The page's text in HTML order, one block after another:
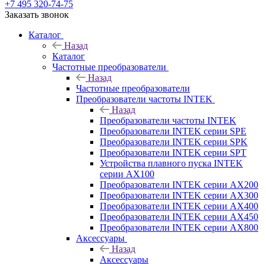
+7 495 320-74-75
Заказать звонок
Каталог
Назад
Каталог
Частотные преобразователи
Назад
Частотные преобразователи
Преобразователи частоты INTEK
Назад
Преобразователи частоты INTEK
Преобразователи INTEK серии SPE
Преобразователи INTEK серии SPK
Преобразователи INTEK серии SPT
Устройства плавного пуска INTEK
серии AX100
Преобразователи INTEK серии AX200
Преобразователи INTEK серии AX300
Преобразователи INTEK серии AX400
Преобразователи INTEK серии AX450
Преобразователи INTEK серии AX800
Аксессуары
Назад
Аксессуары